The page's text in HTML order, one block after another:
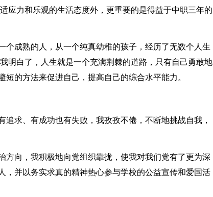
应力和乐观的生活态度外，更重要的是得益于中职三年的
成熟的人，从一个纯真幼稚的孩子，经历了无数个人生
明白了，人生就是一个充满荆棘的道路，只有自己勇敢地
的方法来促进自己，提高自己的综合水平能力。
求、有成功也有失败，我孜孜不倦，不断地挑战自我，
向，我积极地向党组织靠拢，使我对我们党有了更为深
并以务实求真的精神热心参与学校的公益宣传和爱国活